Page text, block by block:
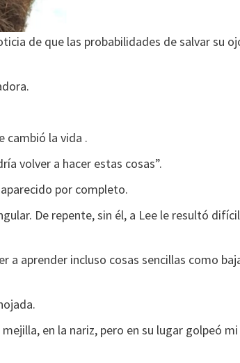
de que las probabilidades de salvar su
cambió la vida .
volver a hacer estas cosas”.
por completo.
De repente, sin él, a Lee le resultó difícil
a aprender incluso cosas sencillas como
en la nariz, pero en su lugar golpeó mi